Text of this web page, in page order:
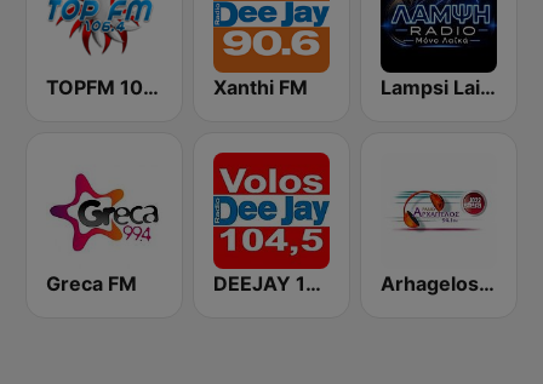
TOPFM 106.4 Xanthi FM Lampsi Laiko Internet Radio
Greca FM DEEJAY 104.5 FM Arhagelos 94.1 FM